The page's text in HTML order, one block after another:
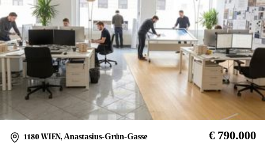
1180 WIEN, Anastasius-Grün-Gasse € 790.000